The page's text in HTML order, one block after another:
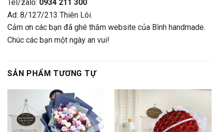
Tel/zalo: 0934 211 300
Ad: 8/127/213 Thiên Lôi.
Cảm ơn các bạn đã ghé thăm website của Bình handmade.
Chúc các bạn một ngày an vui!
SẢN PHẨM TƯƠNG TỰ